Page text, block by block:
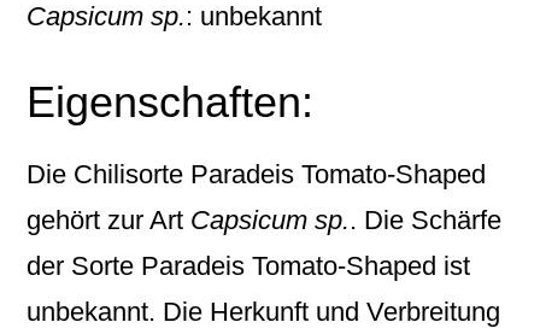
Capsicum sp.: unbekannt
Eigenschaften:
Die Chilisorte Paradeis Tomato-Shaped
gehört zur Art Capsicum sp.. Die Schärfe
der Sorte Paradeis Tomato-Shaped ist
unbekannt. Die Herkunft und Verbreitung